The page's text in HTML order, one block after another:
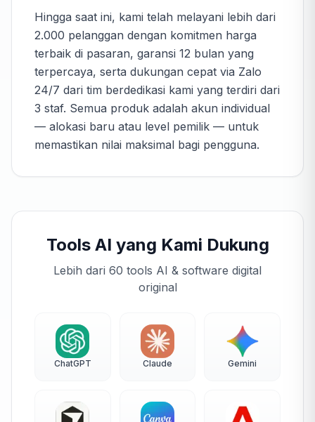
Hingga saat ini, kami telah melayani lebih dari
2.000 pelanggan dengan komitmen harga
terbaik di pasaran, garansi 12 bulan yang
terpercaya, serta dukungan cepat via Zalo
24/7 dari tim berdedikasi kami yang terdiri dari
3 staf. Semua produk adalah akun individual
— alokasi baru atau level pemilik — untuk
memastikan nilai maksimal bagi pengguna.
Tools AI yang Kami Dukung
Lebih dari 60 tools AI & software digital
original
ChatGPT Claude Gemini